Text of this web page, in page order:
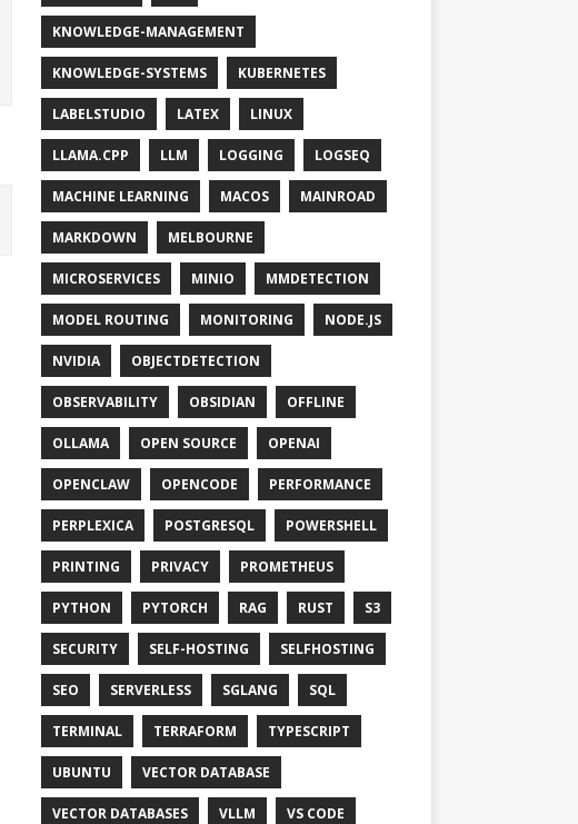
KNOWLEDGE-MANAGEMENT
KNOWLEDGE-SYSTEMS KUBERNETES
LABELSTUDIO LATEX LINUX
LLAMA.CPP LLM LOGGING LOGSEQ
MACHINE LEARNING MACOS MAINROAD
MARKDOWN MELBOURNE
MICROSERVICES MINIO MMDETECTION
MODEL ROUTING MONITORING NODE.JS
NVIDIA OBJECTDETECTION
OBSERVABILITY OBSIDIAN OFFLINE
OLLAMA OPEN SOURCE OPENAI
OPENCLAW OPENCODE PERFORMANCE
PERPLEXICA POSTGRESQL POWERSHELL
PRINTING PRIVACY PROMETHEUS
PYTHON PYTORCH RAG RUST S3
SECURITY SELF-HOSTING SELFHOSTING
SEO SERVERLESS SGLANG SQL
TERMINAL TERRAFORM TYPESCRIPT
UBUNTU VECTOR DATABASE
VECTOR DATABASES VLLM VS CODE